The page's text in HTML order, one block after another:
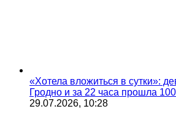
«Хотела вложиться в сутки»:
Гродно и за 22 часа прошла
29.07.2026, 10:28